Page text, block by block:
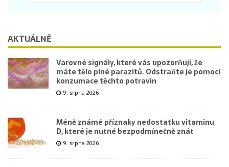
AKTUÁLNĚ
Varovné signály, které vás upozorňují, že
máte tělo plné parazitů. Odstraňte je pomocí
konzumace těchto potravin
9. srpna 2026
Méně známé příznaky nedostatku vitaminu
D, které je nutné bezpodmínečně znát
9. srpna 2026